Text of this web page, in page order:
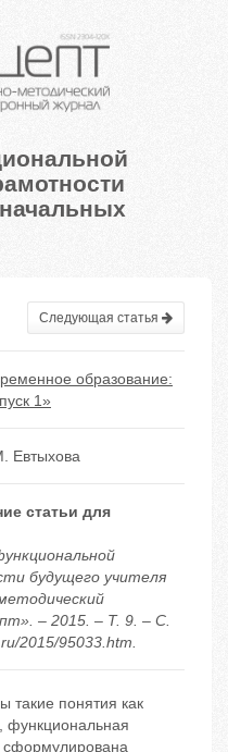
Следующая статья
образование:
1»
Евтыхова
статьи для
будущего учителя
– 2015. – Т. 9. – С.
2015/95033.htm.
такие понятия как
функциональная
сформулирована